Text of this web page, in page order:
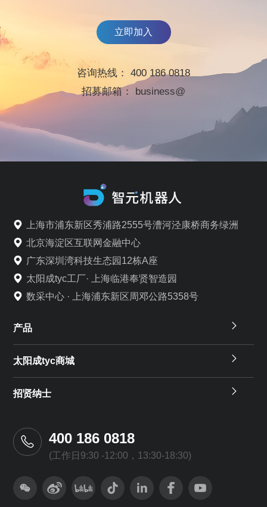
立即加入
咨询热线： 400 186 0818
招募邮箱： business@
上海市浦东新区秀浦路2555号漕河泾康桥商务绿洲
北京海淀区互联网金融中心
广东深圳湾科技生态园12栋A座
太阳成tyc工厂· 上海临港奉贤智造园
数采中心 · 上海浦东新区周邓公路5358号
产品
太阳成tyc商城
招贤纳士
400 186 0818
(工作日9:30 -12:00，13:30-18:30)